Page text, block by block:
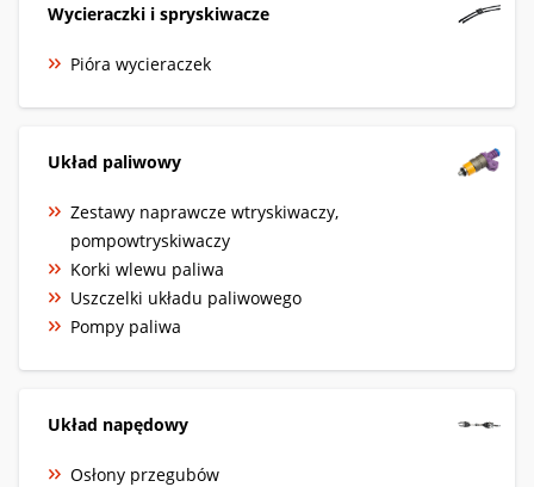
Wycieraczki i spryskiwacze
Pióra wycieraczek
Układ paliwowy
Zestawy naprawcze wtryskiwaczy,
pompowtryskiwaczy
Korki wlewu paliwa
Uszczelki układu paliwowego
Pompy paliwa
Układ napędowy
Osłony przegubów